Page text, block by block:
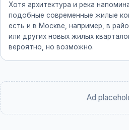
Хотя архитектура и река
подобные современные жилые
есть и в Москве, например, в
или других новых жилых
вероятно, но возможно.
Ad